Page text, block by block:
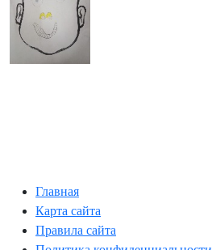
Главная
Карта сайта
Правила сайта